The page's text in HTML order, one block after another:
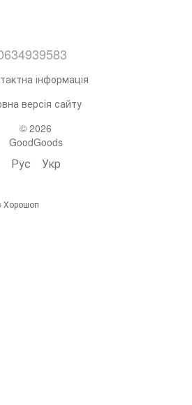
інформація
версія сайту
© 2026
GoodGoods
Рус Укр
Хорошоп